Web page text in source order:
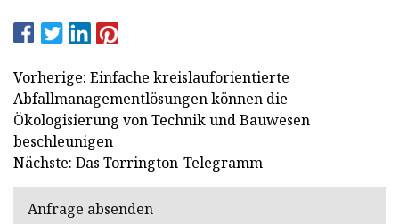
Vorherige: Einfache kreislauforientierte
Abfallmanagementlösungen können die
Ökologisierung von Technik und Bauwesen
beschleunigen
Nächste: Das Torrington-Telegramm
Anfrage absenden